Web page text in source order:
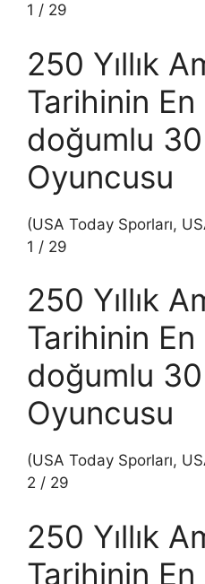
1 / 29
250 Yıllık
Tarihinin
doğumlu
Oyuncusu
(USA Today Sporları,
1 / 29
250 Yıllık
Tarihinin
doğumlu
Oyuncusu
(USA Today Sporları,
2 / 29
250 Yıllık
Tarihinin